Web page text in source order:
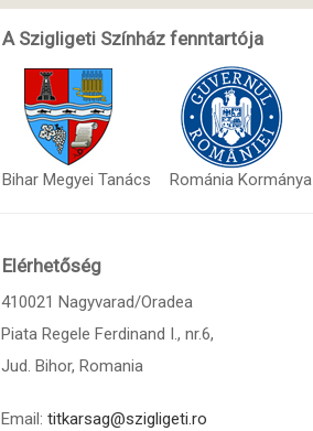
A Szigligeti Színház fenntartója
Bihar Megyei Tanács Románia Kormánya
Elérhetőség
410021 Nagyvarad/Oradea
Piata Regele Ferdinand I., nr.6,
Jud. Bihor, Romania
Email: titkarsag@szigligeti.ro